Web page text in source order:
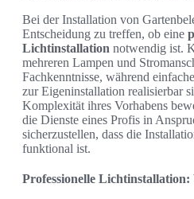
Bei der Installation von
Entscheidung zu treffen, ob eine
Lichtinstallation notwendig ist.
mehreren Lampen und
Fachkenntnisse, während
zur Eigeninstallation realisierbar
Komplexität ihres Vorhabens
die Dienste eines Profis in
sicherzustellen, dass die
funktional ist.
Professionelle Lichtinstallation: